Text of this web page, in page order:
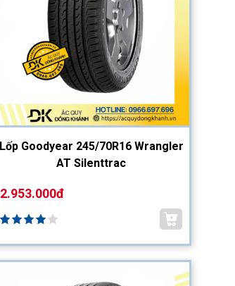
Lốp Goodyear 245/70R16 Wrangler
AT Silenttrac
2.953.000đ